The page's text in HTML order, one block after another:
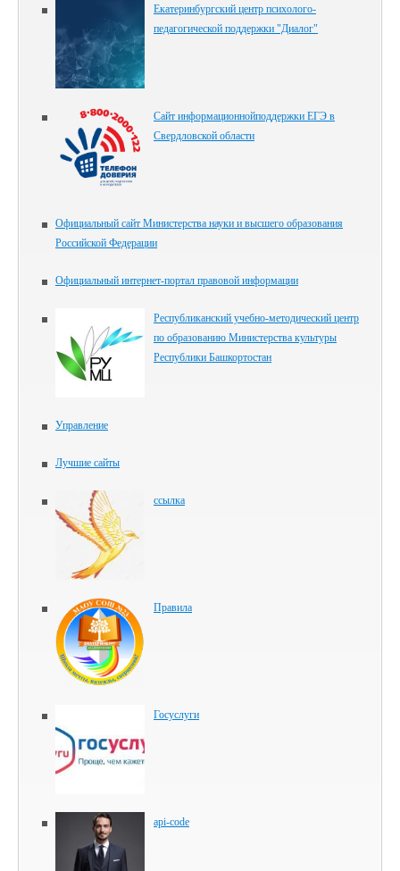
Екатеринбургский центр психолого-
педагогической поддержки "Диалог"
Сайт информационнойподдержки ЕГЭ в
Свердловской области
Официальный сайт Министерства науки и высшего образования
Российской Федерации
Официальный интернет-портал правовой информации
Республиканский учебно-методический центр
по образованию Министерства культуры
Республики Башкортостан
Управление
Лучшие сайты
ссылка
Правила
Госуслуги
api-code